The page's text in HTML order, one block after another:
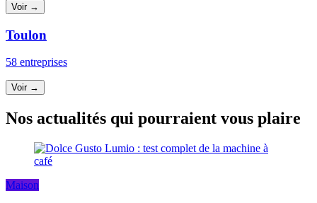
Voir →
Toulon
58 entreprises
Voir →
Nos actualités qui pourraient vous plaire
Maison